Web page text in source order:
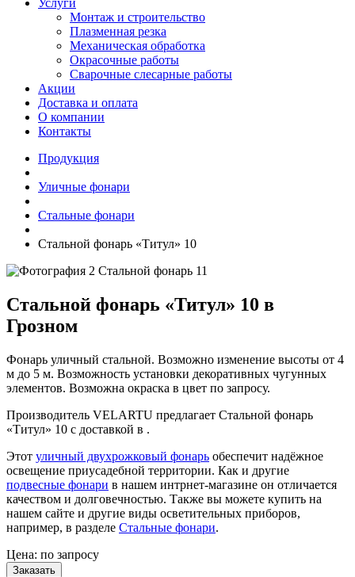
Монтаж и строительство
Плазменная резка
Механическая обработка
Окрасочные работы
Сварочные слесарные работы
Акции
Доставка и оплата
О компании
Контакты
Продукция
Уличные фонари
Стальные фонари
Стальной фонарь «Титул» 10
Стальной фонарь «Титул» 10 в
Грозном
Фонарь уличный стальной. Возможно изменение высоты от 4
м до 5 м. Возможность установки декоративных чугунных
элементов. Возможна окраска в цвет по запросу.
Производитель VELARTU предлагает Стальной фонарь
«Титул» 10 с доставкой в .
Этот уличный двухрожковый фонарь обеспечит надёжное
освещение приусадебной территории. Как и другие
подвесные фонари в нашем интрнет-магазине он отличается
качеством и долговечностью. Также вы можете купить на
нашем сайте и другие виды осветительных приборов,
например, в разделе Стальные фонари.
Цена: по запросу
Заказать